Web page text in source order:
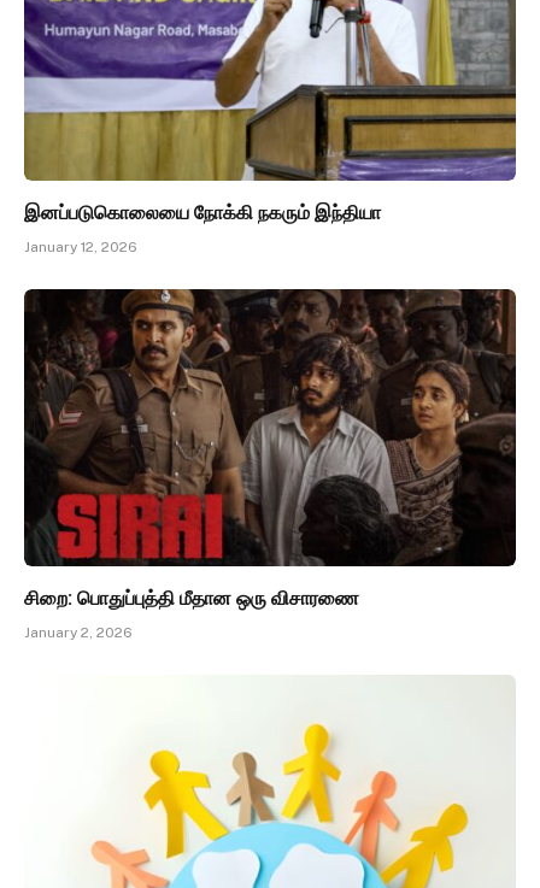
இனப்படுகொலையை நோக்கி நகரும் இந்தியா
January 12, 2026
சிறை: பொதுப்புத்தி மீதான ஒரு விசாரணை
January 2, 2026